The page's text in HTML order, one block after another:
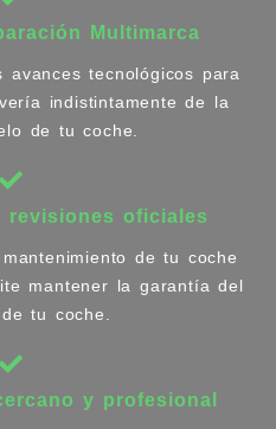
Multimarca
avances tecnológicos para
indistintamente de la
de tu coche.
revisiones oficiales
de tu coche
mantener la garantía del
tu coche.
y profesional